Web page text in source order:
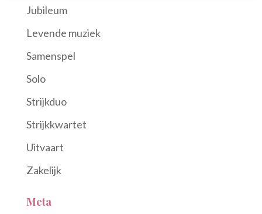
Jubileum
Levende muziek
Samenspel
Solo
Strijkduo
Strijkkwartet
Uitvaart
Zakelijk
Meta